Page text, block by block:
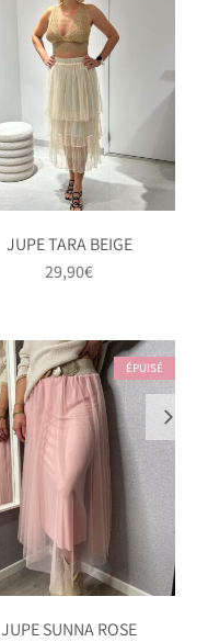
JUPE TARA BEIGE
29,90€
ÉPUISÉ
JUPE SUNNA ROSE